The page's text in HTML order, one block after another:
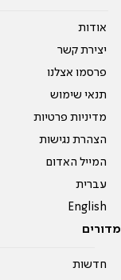
אודות
יצירת קשר
פרסמו אצלנו
תנאי שימוש
מדיניות פרטיות
הצהרת נגישות
המייל האדום
עברית
English
מדורים
חדשות